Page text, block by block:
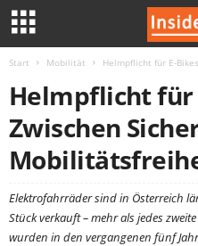
Start Mobilität Helmpflicht für E-
Helmpflicht für
Zwischen
Elektrofahrräder sind in Österreich
Stück verkauft – mehr als jedes
wurden in den vergangenen fünf